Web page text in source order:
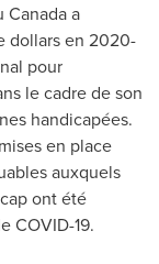
Canadaa
dollars en 2020-
pour
le cadre de son
handicapées.
en place
auxquels
ont été
COVID-19.